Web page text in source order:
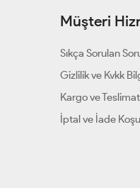
Müşteri
Sıkça Sorulan
Gizlilik ve Kvkk
Kargo ve
İptal ve İade